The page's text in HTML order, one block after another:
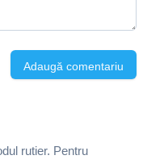
Adaugă comentariu
rutier. Pentru